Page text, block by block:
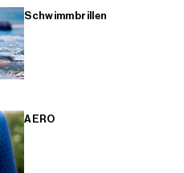
Schwimmbrillen
AERO